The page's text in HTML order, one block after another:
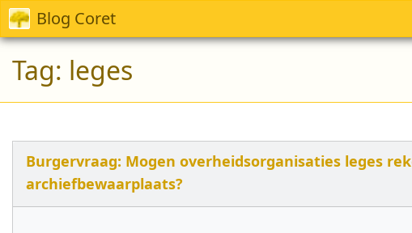
Blog Coret
Tag: leges
Burgervraag: Mogen overheidsorganisaties leges
archiefbewaarplaats?